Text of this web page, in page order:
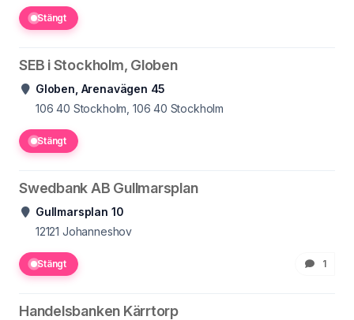
Stängt
SEB i Stockholm, Globen
Globen, Arenavägen 45
106 40 Stockholm, 106 40 Stockholm
Stängt
Swedbank AB Gullmarsplan
Gullmarsplan 10
12121 Johanneshov
Stängt 1
Handelsbanken Kärrtorp